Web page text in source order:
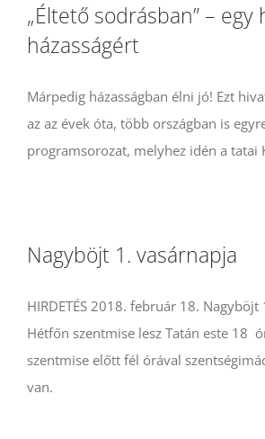
„Éltető sodrásban” – egy
házasságért
Márpedig házasságban élni jó! Ezt
az az évek óta, több országban is
programsorozat, melyhez idén a tatai
Nagyböjt 1. vasárnapja
HIRDETÉS 2018. február 18. Nagyböjt
Hétfőn szentmise lesz Tatán este 18
szentmise előtt fél órával
van.